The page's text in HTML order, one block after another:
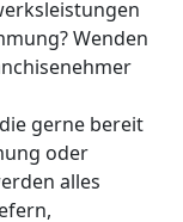
Wenden
gerne bereit
oder
alles